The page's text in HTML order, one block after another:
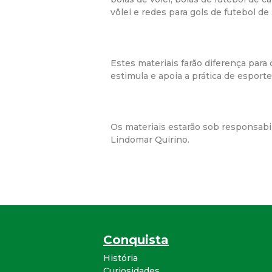
vôlei e redes para gols de futebol de
Estes materiais farão diferença para
estimula e apoia a prática de
Os materiais estarão sob
Lindomar Quirino.
Conquista
História